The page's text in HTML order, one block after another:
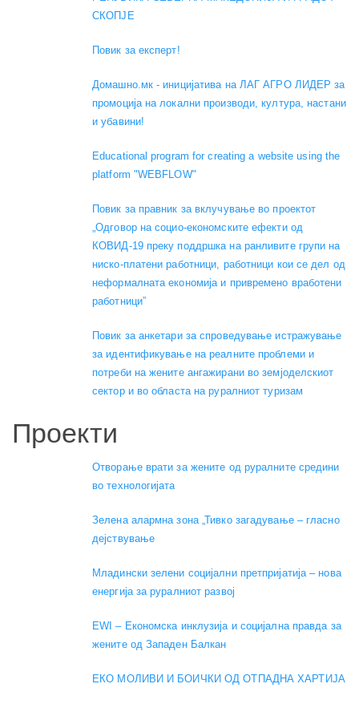
СКОПЈЕ
Повик за експерт!
Домашно.мк - иницијатива на ЛАГ АГРО ЛИДЕР за
промоција на локални производи, култура, настани
и убавини!
Educational program for creating a website using the
platform "WEBFLOW"
Повик за правник за вклучување во проектот
„Одговор на социо-економските ефекти од
КОВИД-19 преку поддршка на ранливите групи на
ниско-платени работници, работници кои се дел од
неформалната економија и привремено вработени
работници”
Повик за анкетари за спроведување истражување
за идентификување на реалните проблеми и
потреби на жените ангажирани во земјоделскиот
сектор и во областа на руралниот туризам
Проекти
Отворање врати за жените од руралните средини
во технологијата
Зелена алармна зона „Тивко загадување – гласно
дејствување
Младински зелени социјални претпријатија – нова
енергија за руралниот развој
EWI – Економска инклузија и социјална правда за
жените од Западен Балкан
ЕКО МОЛИВИ И БОИЧКИ ОД ОТПАДНА ХАРТИЈА